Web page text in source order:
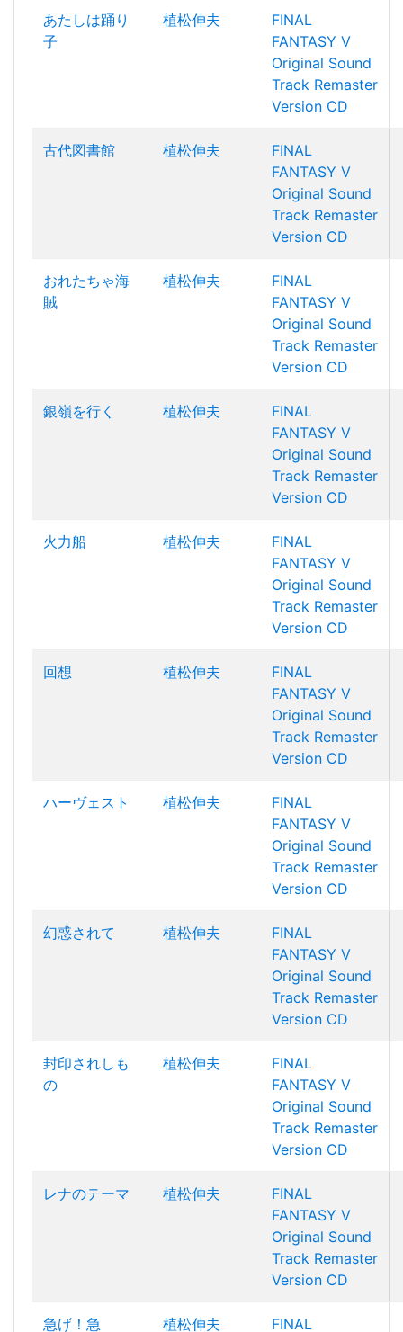
あたしは踊り
子
植松伸夫
FINAL
FANTASY V
Original Sound
Track Remaster
Version CD
古代図書館 植松伸夫
FINAL
FANTASY V
Original Sound
Track Remaster
Version CD
おれたちゃ海
賊
植松伸夫
FINAL
FANTASY V
Original Sound
Track Remaster
Version CD
銀嶺を行く 植松伸夫
FINAL
FANTASY V
Original Sound
Track Remaster
Version CD
火力船 植松伸夫
FINAL
FANTASY V
Original Sound
Track Remaster
Version CD
回想 植松伸夫
FINAL
FANTASY V
Original Sound
Track Remaster
Version CD
ハーヴェスト 植松伸夫
FINAL
FANTASY V
Original Sound
Track Remaster
Version CD
幻惑されて 植松伸夫
FINAL
FANTASY V
Original Sound
Track Remaster
Version CD
封印されしも
の
植松伸夫
FINAL
FANTASY V
Original Sound
Track Remaster
Version CD
レナのテーマ 植松伸夫
FINAL
FANTASY V
Original Sound
Track Remaster
Version CD
急げ！急
植松伸夫
FINAL